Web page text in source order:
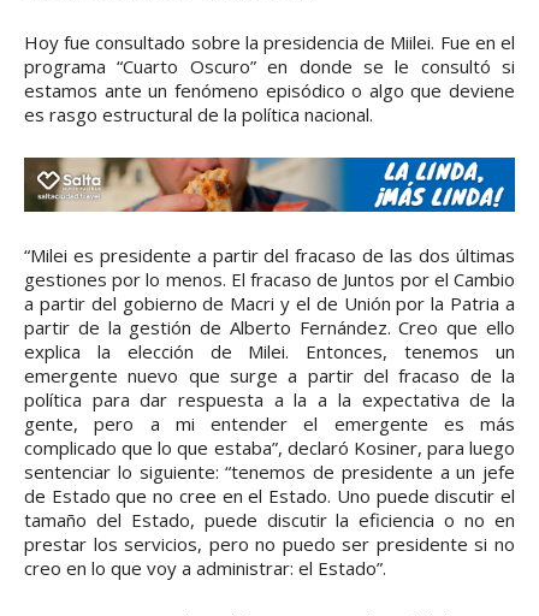
Hoy fue consultado sobre la presidencia de Miilei. Fue en el
programa “Cuarto Oscuro” en donde se le consultó si
estamos ante un fenómeno episódico o algo que deviene
es rasgo estructural de la política nacional.
“Milei es presidente a partir del fracaso de las dos últimas
gestiones por lo menos. El fracaso de Juntos por el Cambio
a partir del gobierno de Macri y el de Unión por la Patria a
partir de la gestión de Alberto Fernández. Creo que ello
explica la elección de Milei. Entonces, tenemos un
emergente nuevo que surge a partir del fracaso de la
política para dar respuesta a la a la expectativa de la
gente, pero a mi entender el emergente es más
complicado que lo que estaba”, declaró Kosiner, para luego
sentenciar lo siguiente: “tenemos de presidente a un jefe
de Estado que no cree en el Estado. Uno puede discutir el
tamaño del Estado, puede discutir la eficiencia o no en
prestar los servicios, pero no puedo ser presidente si no
creo en lo que voy a administrar: el Estado”.